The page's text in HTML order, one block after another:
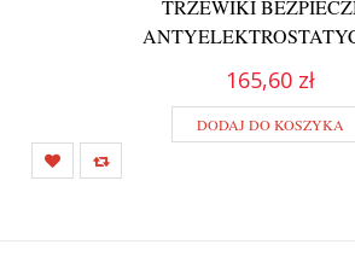
TRZEWIKI
165,60 zł
DODAJ DO KOSZYKA